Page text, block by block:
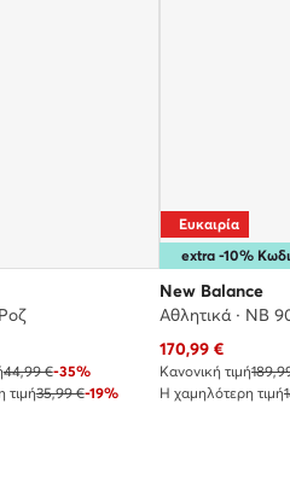
44,99 €-35%
τιμή35,99 €-19%
extra -10%
Ευκαιρία
New Balance
Αθλητικά · NB
Τρέχουσα τιμή
170,99€
Κανονική τιμή
Η χαμηλότερη τιμή